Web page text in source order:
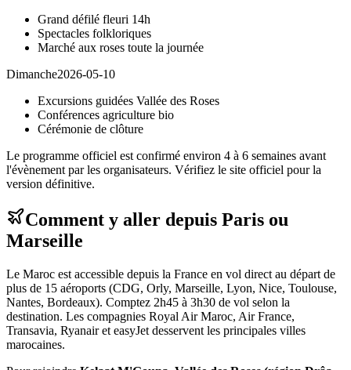
Grand défilé fleuri 14h
Spectacles folkloriques
Marché aux roses toute la journée
Dimanche2026-05-10
Excursions guidées Vallée des Roses
Conférences agriculture bio
Cérémonie de clôture
Le programme officiel est confirmé environ 4 à 6 semaines avant
l'évènement par les organisateurs. Vérifiez le site officiel pour la
version définitive.
Comment y aller depuis Paris ou
Marseille
Le Maroc est accessible depuis la France en vol direct au départ de
plus de 15 aéroports (CDG, Orly, Marseille, Lyon, Nice, Toulouse,
Nantes, Bordeaux). Comptez 2h45 à 3h30 de vol selon la
destination. Les compagnies Royal Air Maroc, Air France,
Transavia, Ryanair et easyJet desservent les principales villes
marocaines.